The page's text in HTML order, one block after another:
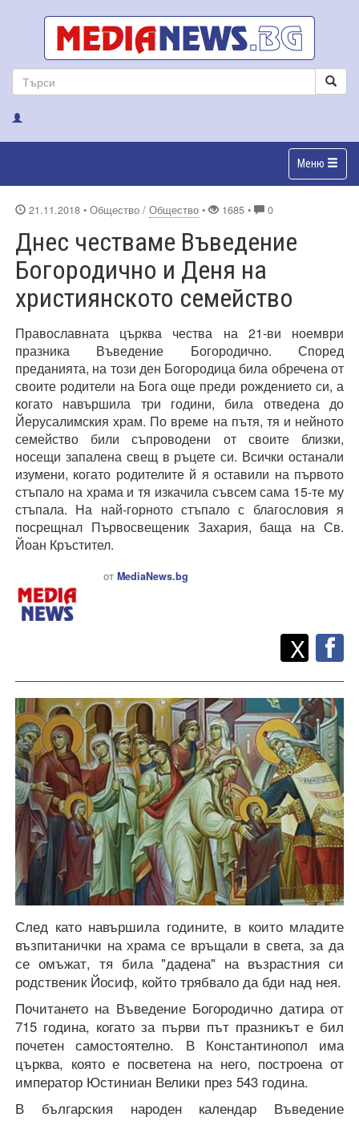
Меню
21.11.2018 • Общество / Общество • 1685 • 0
Днес честваме Въведение
Богородично и Деня на
християнското семейство
Православната църква чества на 21-ви ноември
празника Въведение Богородично. Според
преданията, на този ден Богородица била обречена от
своите родители на Бога още преди рождението си, а
когато навършила три години, била отведена до
Йерусалимския храм. По време на пътя, тя и нейното
семейство били съпроводени от своите близки,
носещи запалена свещ в ръцете си. Всички останали
изумени, когато родителите й я оставили на първото
стъпало на храма и тя изкачила съвсем сама 15-те му
стъпала. На най-горното стъпало с благословия я
посрещнал Първосвещеник Захария, баща на Св.
Йоан Кръстител.
от MediaNews.bg
Споделете
X
След като навършила годините, в които младите
възпитанички на храма се връщали в света, за да
се омъжат, тя била "дадена" на възрастния си
родственик Йосиф, който трябвало да бди над нея.
Почитането на Въведение Богородично датира от
715 година, когато за първи път празникът е бил
почетен самостоятелно. В Константинопол има
църква, която е посветена на него, построена от
император Юстиниан Велики през 543 година.
В българския народен календар Въведение